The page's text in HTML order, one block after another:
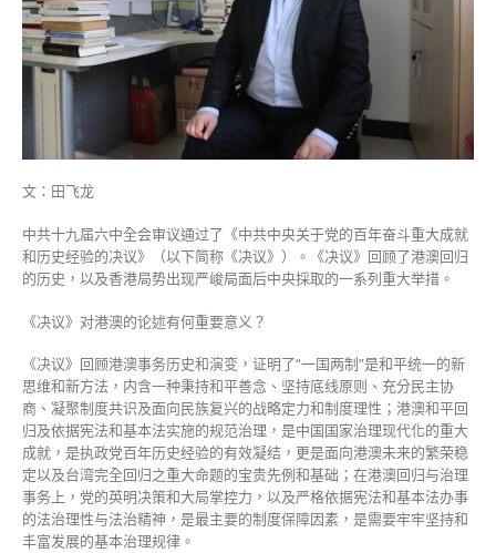
会
认
选
制〉
中
文：田飞龙
中共十九届六中全会审议通过了《中共中央关于党的百年奋斗重大成就
和历史经验的决议》（以下简称《决议》）。《决议》回顾了港澳回归
的历史，以及香港局势出现严峻局面后中央採取的一系列重大举措。
《决议》对港澳的论述有何重要意义？
《决议》回顾港澳事务历史和演变，证明了“一国两制”是和平统一的新
思维和新方法，内含一种秉持和平善念、坚持底线原则、充分民主协
商、凝聚制度共识及面向民族复兴的战略定力和制度理性；港澳和平回
归及依据宪法和基本法实施的规范治理，是中国国家治理现代化的重大
成就，是执政党百年历史经验的有效凝结，更是面向港澳未来的繁荣稳
定以及台湾完全回归之重大命题的宝贵先例和基础；在港澳回归与治理
事务上，党的英明决策和大局掌控力，以及严格依据宪法和基本法办事
的法治理性与法治精神，是最主要的制度保障因素，是需要牢牢坚持和
丰富发展的基本治理规律。